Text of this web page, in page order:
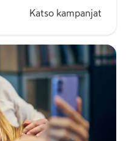
Katso kampanjat